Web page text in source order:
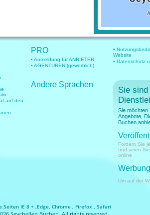
auf den
PRO
• Anmeldung für ANBIETER
• AGENTUREN (gewerblich)
Andere Sprachen
•
Website
• Datenschutz
Sie
Sie möchten
Angebote,
Buchen
Fordern Sie
und seien
online
Um auf der
Seiten IE 8 + ,Edge, Chrome , Firefox , Safari